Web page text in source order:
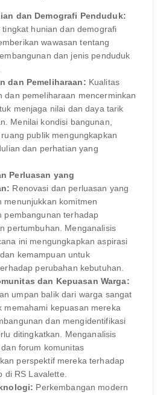
dan Demografi Penduduk:
tingkat hunian dan demografi
wawasan tentang
dan jenis penduduk
dan Pemeliharaan: Kualitas
dan pemeliharaan mencerminkan
menjaga nilai dan daya tarik
Menilai kondisi bangunan,
publik mengungkapkan
dan perhatian yang
Perluasan yang
Renovasi dan perluasan yang
menunjukkan komitmen
pembangunan terhadap
pertumbuhan. Menganalisis
ini mengungkapkan aspirasi
kemampuan untuk
perubahan kebutuhan.
dan Kepuasan Warga:
umpan balik dari warga sangat
memahami kepuasan mereka
dan mengidentifikasi
ditingkatkan. Menganalisis
forum komunitas
perspektif mereka terhadap
di RS Lavalette.
Perkembangan modern